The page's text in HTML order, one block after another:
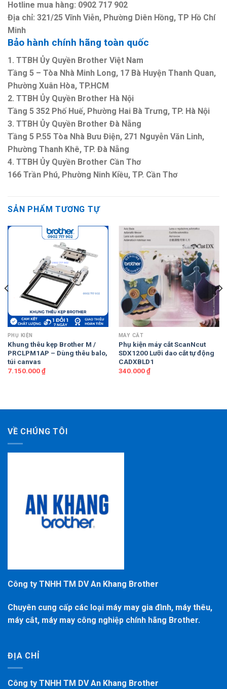
Hotline mua hàng: 0902 717 902
Địa chỉ: 321/25 Vĩnh Viễn, Phường Diên Hồng, TP Hồ Chí
Minh
Bảo hành chính hãng toàn quốc
1. TTBH Ủy Quyền Brother Việt Nam
Tầng 5 – Tòa Nhà Minh Long, 17 Bà Huyện Thanh Quan,
Phường Xuân Hòa, TP.HCM
2. TTBH Ủy Quyền Brother Hà Nội
Tầng 5 352 Phố Huế, Phường Hai Bà Trưng, TP. Hà Nội
3. TTBH Ủy Quyền Brother Đà Nẵng
Tầng 5 P.55 Tòa Nhà Bưu Điện, 271 Nguyễn Văn Linh,
Phường Thanh Khê, TP. Đà Nẵng
4. TTBH Ủy Quyền Brother Cần Thơ
166 Trần Phú, Phường Ninh Kiều, TP. Cần Thơ
SẢN PHẨM TƯƠNG TỰ
PHỤ KIỆN
Khung thêu kẹp Brother M /
PRCLPM1AP – Dùng thêu balo,
túi canvas
7.150.000₫
MÁY CẮT
Phụ kiện máy cắt ScanNcut
SDX1200 Lưỡi dao cắt tự động
CADXBLD1
340.000₫
VỀ CHÚNG TÔI
Công ty TNHH TM DV An Khang Brother
Chuyên cung cấp các loại máy may gia đình, máy thêu,
máy cắt, máy may công nghiệp chính hãng Brother.
ĐỊA CHỈ
Công ty TNHH TM DV An Khang Brother